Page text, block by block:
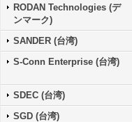
RODAN Technologies (デ
ンマーク)
SANDER (台湾)
S-Conn Enterprise (台湾)
SDEC (台湾)
SGD (台湾)